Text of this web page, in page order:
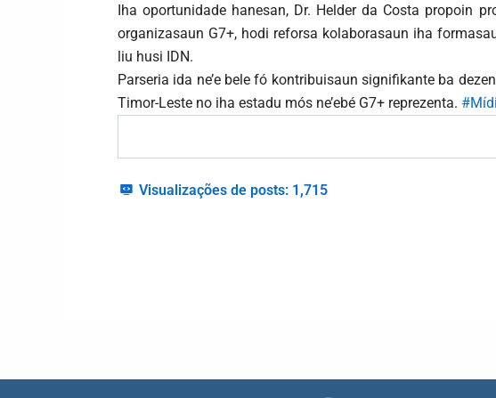
Iha oportunidade hanesan, Dr. Helder da Costa propoin
organizasaun G7+, hodi reforsa kolaborasaun iha
liu husi IDN.
Parseria ida ne’e bele fó kontribuisaun signifikante ba
Timor-Leste no iha estadu mós ne’ebé G7+ reprezenta.
Visualizações de posts: 1,715